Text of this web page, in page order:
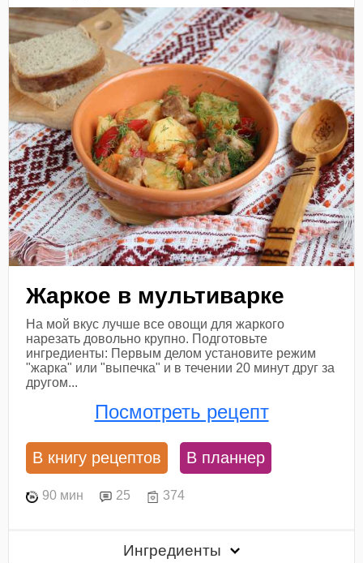
Жаркое в мультиварке
На мой вкус лучше все овощи для жаркого
нарезать довольно крупно. Подготовьте
ингредиенты: Первым делом установите режим
"жарка" или "выпечка" и в течении 20 минут друг за
другом...
Посмотреть рецепт
В книгу рецептов В планнер
90 мин 25 374
Ингредиенты